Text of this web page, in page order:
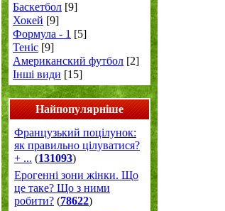
Баскетбол [9]
Хокей [9]
Формула - 1 [5]
Теніс [9]
Американский футбол [2]
Інші види [15]
Найпопулярніше
Французький поцілунок:
як правильно цілуватися?
+ ... (131093)
Ерогенні зони жінки. Що
це таке? Що з ними
робити? (78622)